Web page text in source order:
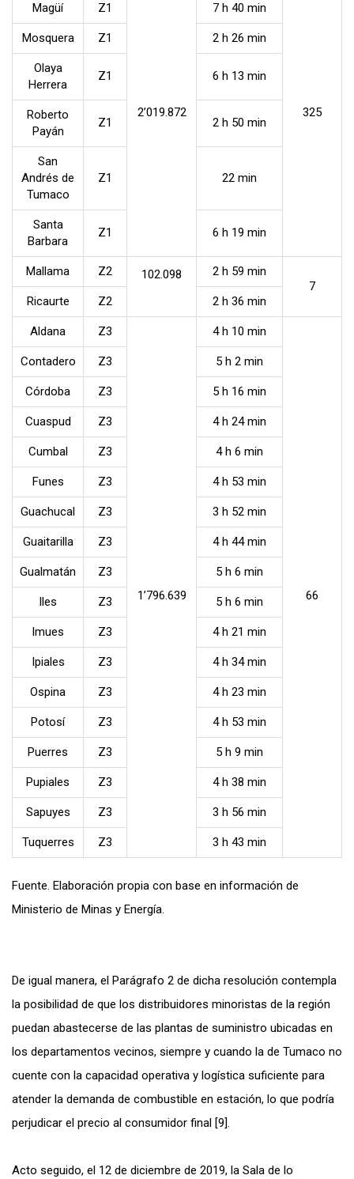
2’019.872 325
Magüí Z1 7 h 40 min
Mosquera Z1 2 h 26 min
Olaya
Herrera
Z1 6 h 13 min
Roberto
Payán
Z1 2 h 50 min
San
Andrés de
Tumaco
Z1 22 min
Santa
Barbara
Z1 6 h 19 min
Mallama Z2 102.098
2 h 59 min
7
Ricaurte
Z2 2 h 36 min
Aldana Z3
1’796.639
4 h 10 min
66
Contadero Z3 5 h 2 min
Córdoba Z3 5 h 16 min
Cuaspud Z3 4 h 24 min
Cumbal Z3 4 h 6 min
Funes Z3 4 h 53 min
Guachucal Z3 3 h 52 min
Guaitarilla Z3 4 h 44 min
Gualmatán Z3 5 h 6 min
Iles Z3 5 h 6 min
Imues Z3 4 h 21 min
Ipiales Z3 4 h 34 min
Ospina Z3 4 h 23 min
Potosí Z3 4 h 53 min
Puerres Z3 5 h 9 min
Pupiales Z3 4 h 38 min
Sapuyes Z3 3 h 56 min
Tuquerres Z3 3 h 43 min
Fuente. Elaboración propia con base en información de
Ministerio de Minas y Energía.
De igual manera, el Parágrafo 2 de dicha resolución contempla
la posibilidad de que los distribuidores minoristas de la región
puedan abastecerse de las plantas de suministro ubicadas en
los departamentos vecinos, siempre y cuando la de Tumaco no
cuente con la capacidad operativa y logística suficiente para
atender la demanda de combustible en estación, lo que podría
perjudicar el precio al consumidor final [9].
Acto seguido, el 12 de diciembre de 2019, la Sala de lo